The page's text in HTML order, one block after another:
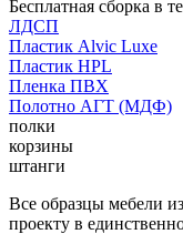
Бесплатная сборка в
ЛДСП
Пластик Alvic Luxe
Пластик HPL
Пленка ПВХ
Полотно АГТ (МДФ)
полки
корзины
штанги
Все образцы мебели
проекту в